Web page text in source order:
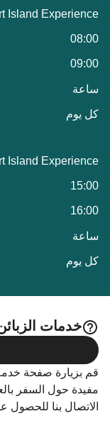
Island Experience
08:00
09:00
ساعة
كل يوم
Island Experience
15:00
16:00
ساعة
كل يوم
خدمات
قم بزيارة صفحة
مفيدة حول السفر
الاتصال بنا